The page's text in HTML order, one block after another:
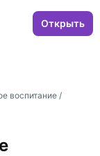
Открыть
воспитание /